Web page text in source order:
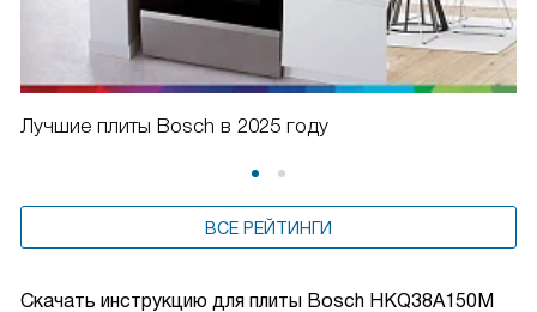
Скачать инструкцию для плиты Bosch HKQ38A150M
Лучшие плиты Bosch в 2025 году
ВСЕ РЕЙТИНГИ